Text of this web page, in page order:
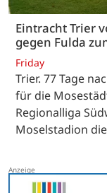
Eintracht Trier
gegen Fulda
Friday
Trier. 77 Tage
für die
Regionalliga
Moselstadion